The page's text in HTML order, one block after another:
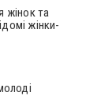
жінок та
жінки-